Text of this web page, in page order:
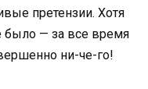
претензии. Хотя
было — за все время
ни-че-го!